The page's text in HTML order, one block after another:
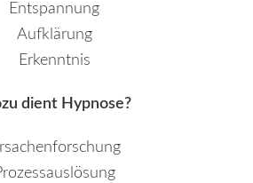
Entspannung
Aufklärung
Erkenntnis
dient Hypnose?